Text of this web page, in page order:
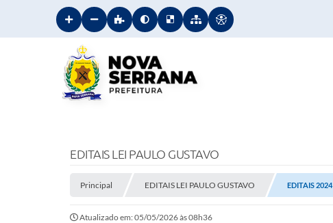
EDITAIS LEI PAULO GUSTAVO
Principal EDITAIS LEI PAULO GUSTAVO EDITAIS 2024
Atualizado em: 05/05/2026 às 08h36